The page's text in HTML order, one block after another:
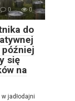
0 0
do
się
na
jadłodajni